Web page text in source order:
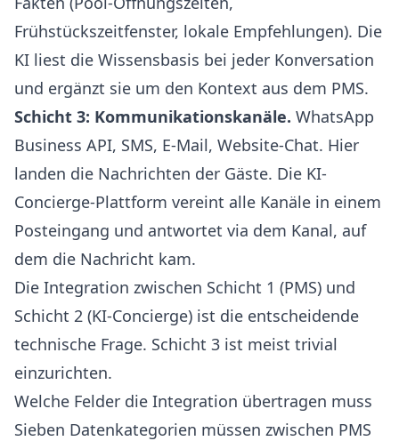
Frühstückszeitfenster, lokale Empfehlungen). Die
KI liest die Wissensbasis bei jeder Konversation
und ergänzt sie um den Kontext aus dem PMS.
Schicht 3: Kommunikationskanäle. WhatsApp
Business API, SMS, E-Mail, Website-Chat. Hier
landen die Nachrichten der Gäste. Die KI-
Concierge-Plattform vereint alle Kanäle in einem
Posteingang und antwortet via dem Kanal, auf
dem die Nachricht kam.
Die Integration zwischen Schicht 1 (PMS) und
Schicht 2 (KI-Concierge) ist die entscheidende
technische Frage. Schicht 3 ist meist trivial
einzurichten.
Welche Felder die Integration übertragen muss
Sieben Datenkategorien müssen zwischen PMS